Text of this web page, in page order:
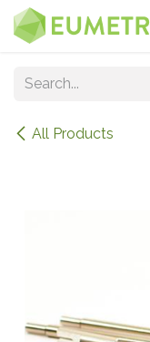
Skip to Content
All Products